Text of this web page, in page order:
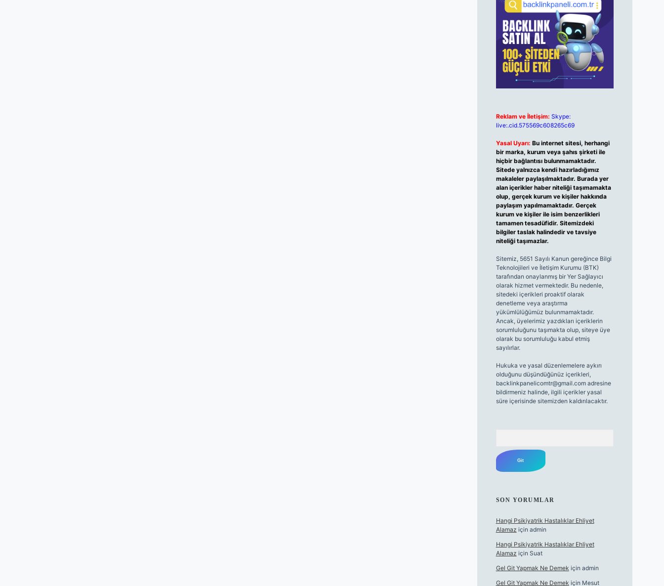
Reklam ve İletişim: Skype:
live:.cid.575569c608265c69
Yasal Uyarı: Bu internet sitesi, herhangi
bir marka, kurum veya şahıs şirketi ile
hiçbir bağlantısı bulunmamaktadır.
Sitede yalnızca kendi hazırladığımız
makaleler paylaşılmaktadır. Burada yer
alan içerikler haber niteliği taşımamakta
olup, gerçek kurum ve kişiler hakkında
paylaşım yapılmamaktadır. Gerçek
kurum ve kişiler ile isim benzerlikleri
tamamen tesadüfidir. Sitemizdeki
bilgiler taslak halindedir ve tavsiye
niteliği taşımazlar.
Sitemiz, 5651 Sayılı Kanun gereğince Bilgi
Teknolojileri ve İletişim Kurumu (BTK)
tarafından onaylanmış bir Yer Sağlayıcı
olarak hizmet vermektedir. Bu nedenle,
sitedeki içerikleri proaktif olarak
denetleme veya araştırma
yükümlülüğümüz bulunmamaktadır.
Ancak, üyelerimiz yazdıkları içeriklerin
sorumluluğunu taşımakta olup, siteye üye
olarak bu sorumluluğu kabul etmiş
sayılırlar.
Hukuka ve yasal düzenlemelere aykırı
olduğunu düşündüğünüz içerikleri,
backlinkpanelicomtr@gmail.comadresine
bildirmeniz halinde, ilgili içerikler yasal
süre içerisinde sitemizden kaldırılacaktır.
SON YORUMLAR
Hangi Psikiyatrik Hastalıklar Ehliyet
Alamaz için admin
Hangi Psikiyatrik Hastalıklar Ehliyet
Alamaz için Suat
Gel Git Yapmak Ne Demek için admin
Gel Git Yapmak Ne Demek için Mesut